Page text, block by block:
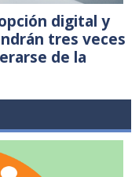
digital y
tres veces
de la